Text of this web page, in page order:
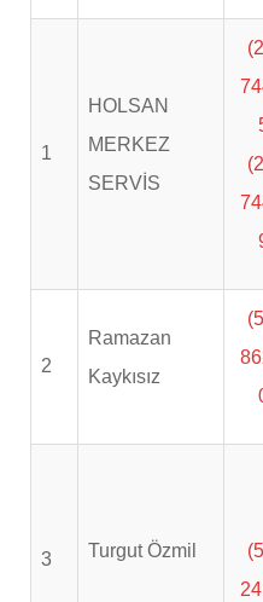
1
HOLSAN
MERKEZ
SERVİS
2
Ramazan
Kaykısız
3 Turgut Özmil